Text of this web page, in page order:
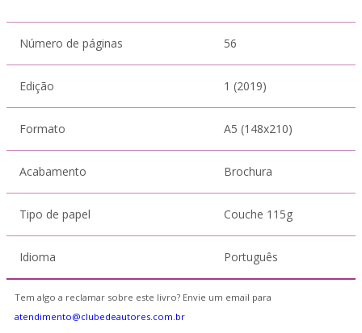
Número de páginas 56
Edição 1 (2019)
Formato A5 (148x210)
Acabamento Brochura
Tipo de papel Couche 115g
Idioma Português
Tem algo a reclamar sobre este livro? Envie um email para
atendimento@clubedeautores.com.br